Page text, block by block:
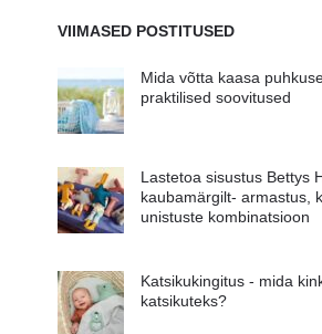
VIIMASED POSTITUSED
Mida võtta kaasa
praktilised soovitused
Lastetoa sisustus Bettys
kaubamärgilt- armastus,
unistuste kombinatsioon
Katsikukingitus - mida
katsikuteks?